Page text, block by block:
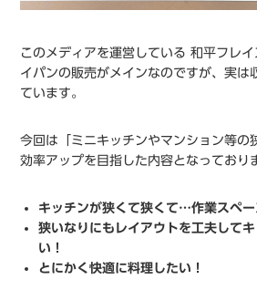
このメディアを運営している 和平フレ
イパンの販売がメインなのですが、実は
ています。
今回は「ミニキッチンやマンション等の
効率アップを目指した内容となっており
キッチンが狭くて狭くて…作業スペー
狭いなりにもレイアウトを工夫して
い！
とにかく快適に料理したい！